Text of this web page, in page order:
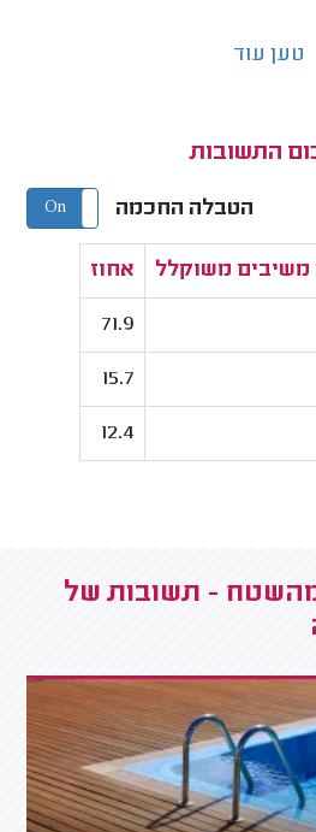
טען עוד
התשובות
הטבלה החכמה On Off
משוקלל אחוז
71.9
15.7
12.4
מהשטח - תשובות של